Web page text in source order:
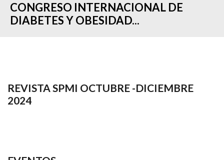
CONGRESO INTERNACIONAL DE
DIABETES Y OBESIDAD...
REVISTA SPMI OCTUBRE -DICIEMBRE
2024